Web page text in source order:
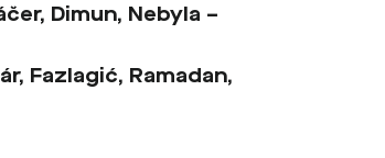
Dimun, Nebyla –
Fazlagić, Ramadan,